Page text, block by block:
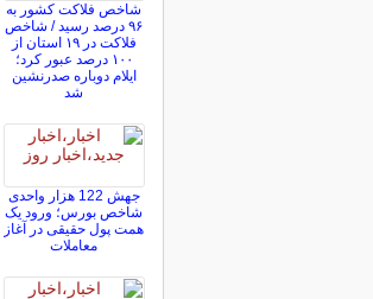
شاخص فلاکت کشور به
۹۶ درصد رسید / شاخص
فلاکت در ۱۹ استان از
۱۰۰ درصد عبور کرد؛
ایلام دوباره صدرنشین
شد
جهش 122 هزار واحدی
شاخص بورس؛ ورود یک
همت پول حقیقی در آغاز
معاملات